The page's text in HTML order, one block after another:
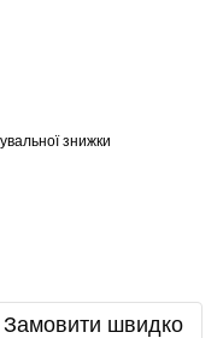
знижки
Замовити швидко